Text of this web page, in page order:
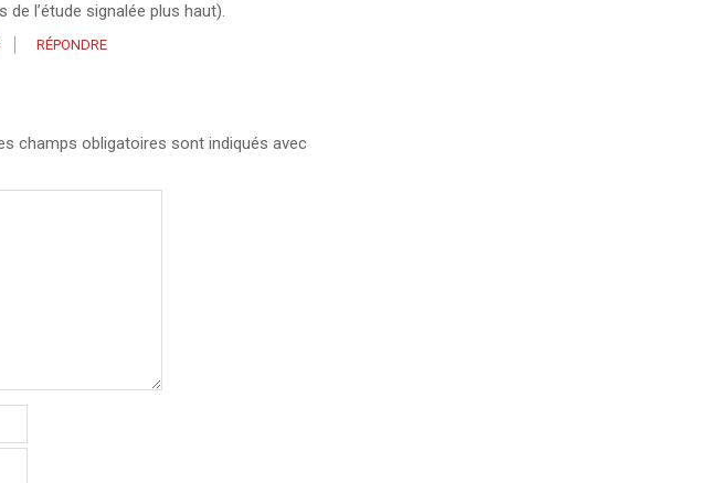
l’étude signalée plus haut).
RÉPONDRE
champs obligatoires sont indiqués avec